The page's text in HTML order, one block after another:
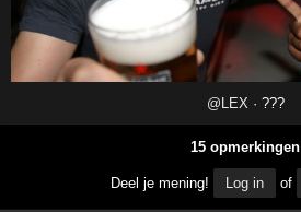
@LEX· ???
15 opmerkingen
Deel je mening! Log in of